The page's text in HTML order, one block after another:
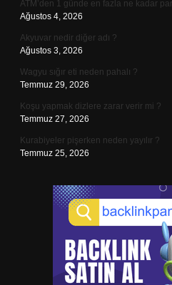
ATM’den 1 günde en fazla ne kadar
Ağustos 4, 2026
Akyuvar nedir diğer adı ?
Ağustos 3, 2026
Wagyu sığır eti neden pahalı ?
Temmuz 29, 2026
Koşu yapmak dizlere zarar verir mi ?
Temmuz 27, 2026
Kurabiyeler pişerken neden yayılır ?
Temmuz 25, 2026